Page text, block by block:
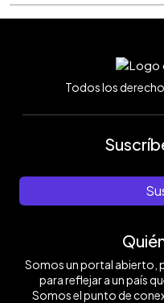
Todos los
Somos un portal abierto,
para reflejar a un país
Somos el punto de